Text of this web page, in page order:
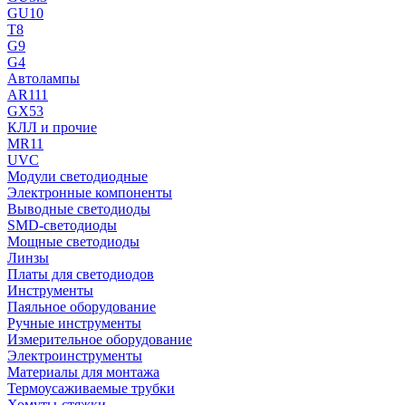
GU10
T8
G9
G4
Автолампы
AR111
GX53
КЛЛ и прочие
MR11
UVC
Модули светодиодные
Электронные компоненты
Выводные светодиоды
SMD-светодиоды
Мощные светодиоды
Линзы
Платы для светодиодов
Инструменты
Паяльное оборудование
Ручные инструменты
Измерительное оборудование
Электроинструменты
Материалы для монтажа
Термоусаживаемые трубки